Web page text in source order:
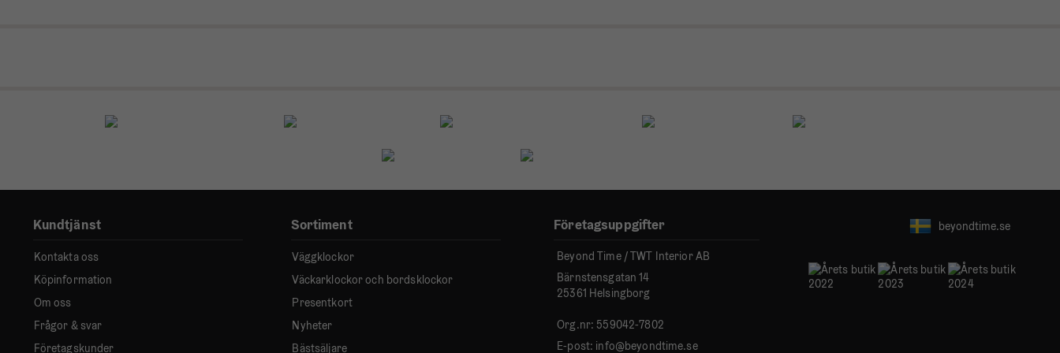
Kundtjänst
Kontakta oss
Köpinformation
Om oss
Frågor & svar
Företagskunder
Sortiment
Väggklockor
Väckarklockor och bordsklockor
Presentkort
Nyheter
Bästsäljare
Företagsuppgifter
Beyond Time / TWT Interior AB
Bärnstensgatan 14
25361 Helsingborg
Org.nr: 559042-7802
E-post: info@beyondtime.se
beyondtime.se